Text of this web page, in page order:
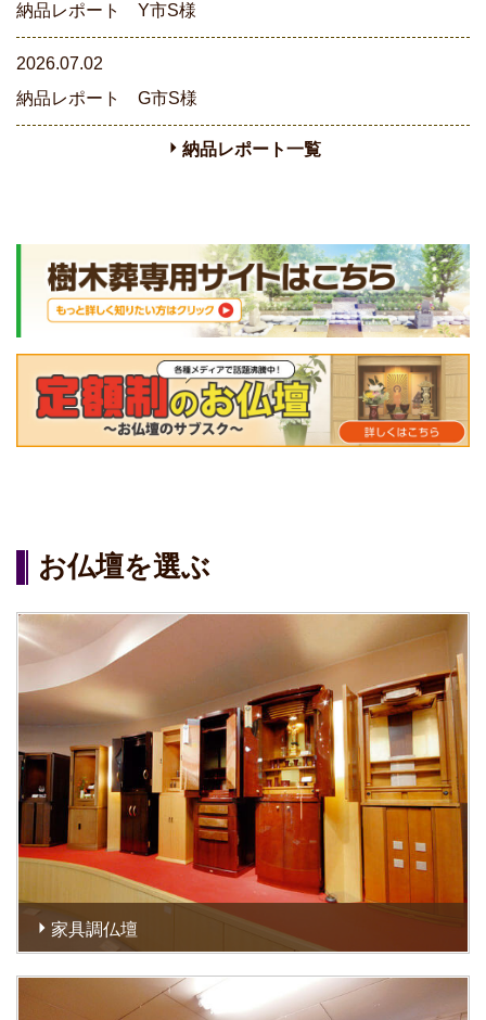
納品レポート Y市S様
納品レポート G市S様
2026.07.02
納品レポート一覧
お仏壇を選ぶ
家具調仏壇
家具調のお仏壇ならフローリングのリビングルームにも馴染
みます。また、若い家庭向けに、新所帯用お仏壇もご用意し